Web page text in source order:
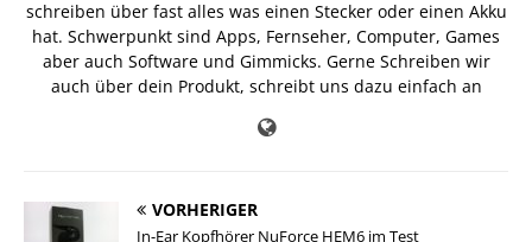
schreiben über fast alles was einen Stecker oder einen Akku
hat. Schwerpunkt sind Apps, Fernseher, Computer, Games
aber auch Software und Gimmicks. Gerne Schreiben wir
auch über dein Produkt, schreibt uns dazu einfach an
VORHERIGER
In-Ear Kopfhörer NuForce HEM6 im Test